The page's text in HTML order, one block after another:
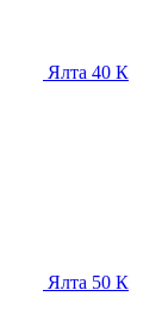
Ялта 40 К
Ялта 50 К